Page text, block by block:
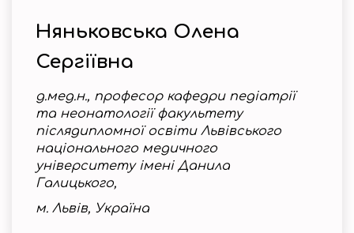
Няньковська Олена
Сергіївна
д.мед.н., професор кафедри педіатрії
та неонатології факультету
післядипломної освіти Львівського
національного медичного
університету імені Данила
Галицького,
м. Львів, Україна